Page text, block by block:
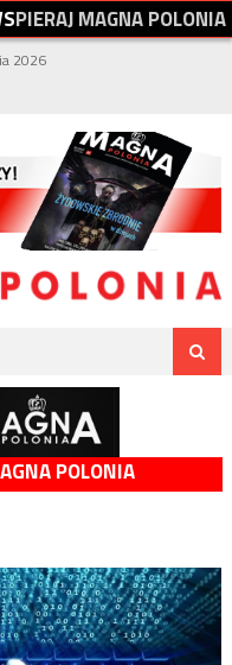
SPIERAJMAGNAPOLONIA
2026
POLONIA